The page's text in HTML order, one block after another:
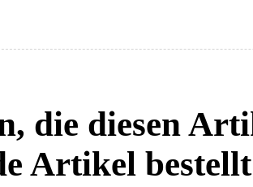
die diesen
Artikel